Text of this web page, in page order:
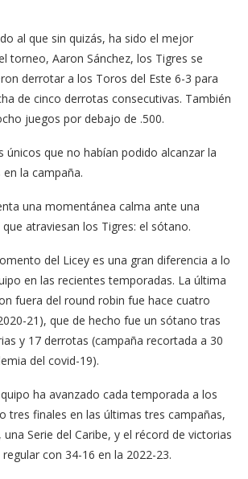
al que sin quizás, ha sido el mejor
torneo, Aaron Sánchez, los Tigres se
derrotar a los Toros del Este 6-3 para
de cinco derrotas consecutivas. También
juegos por debajo de .500.
únicos que no habían podido alcanzar la
la campaña.
una momentánea calma ante una
atraviesan los Tigres: el sótano.
del Licey es una gran diferencia a lo
en las recientes temporadas. La última
fuera del round robin fue hace cuatro
21), que de hecho fue un sótano tras
y 17 derrotas (campaña recortada a 30
del covid-19).
ha avanzado cada temporada a los
tres finales en las últimas tres campañas,
Serie del Caribe, y el récord de victorias
con 34-16 en la 2022-23.